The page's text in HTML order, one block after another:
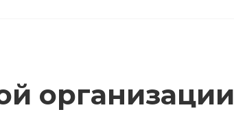
организации